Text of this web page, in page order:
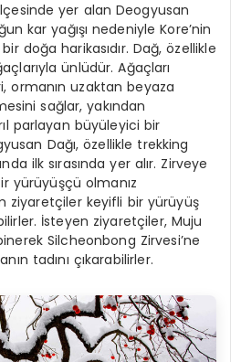
yer alan Deogyusan
kar yağışı nedeniyle Kore’nin
doğa harikasıdır. Dağ, özellikle
ünlüdür. Ağaçları
ormanın uzaktan beyaza
sağlar, yakından
parlayan büyüleyici bir
Dağı, özellikle trekking
ilk sırasında yer alır. Zirveye
yürüyüşçü olmanız
ziyaretçiler keyifli bir yürüyüş
İsteyen ziyaretçiler, Muju
Silcheonbong Zirvesi’ne
tadını çıkarabilirler.